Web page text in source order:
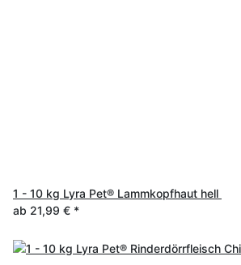
1 - 10 kg Lyra Pet® Lammkopfhaut hell
ab 21,99 € *